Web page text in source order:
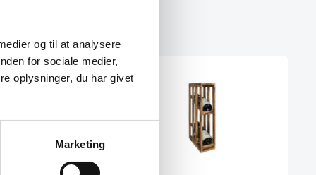
og til at analysere
for sociale medier,
oplysninger, du har givet
Marketing